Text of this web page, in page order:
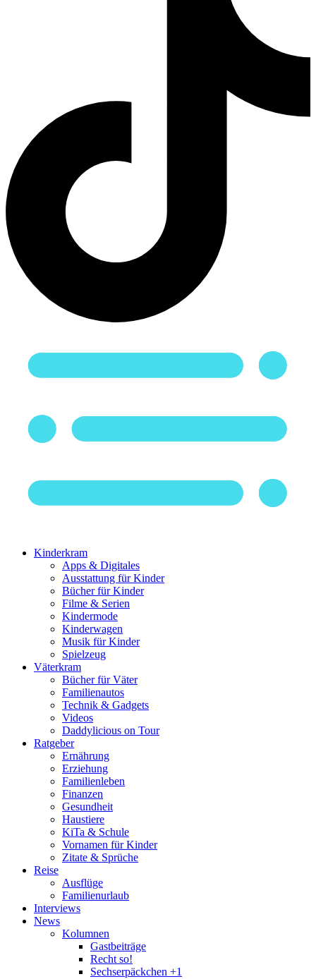
Kinderkram
Apps & Digitales
Ausstattung für Kinder
Bücher für Kinder
Filme & Serien
Kindermode
Kinderwagen
Musik für Kinder
Spielzeug
Väterkram
Bücher für Väter
Familienautos
Technik & Gadgets
Videos
Daddylicious on Tour
Ratgeber
Ernährung
Erziehung
Familienleben
Finanzen
Gesundheit
Haustiere
KiTa & Schule
Vornamen für Kinder
Zitate & Sprüche
Reise
Ausflüge
Familienurlaub
Interviews
News
Kolumnen
Gastbeiträge
Recht so!
Sechserpäckchen +1